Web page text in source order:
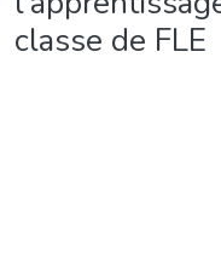
classe de FLE